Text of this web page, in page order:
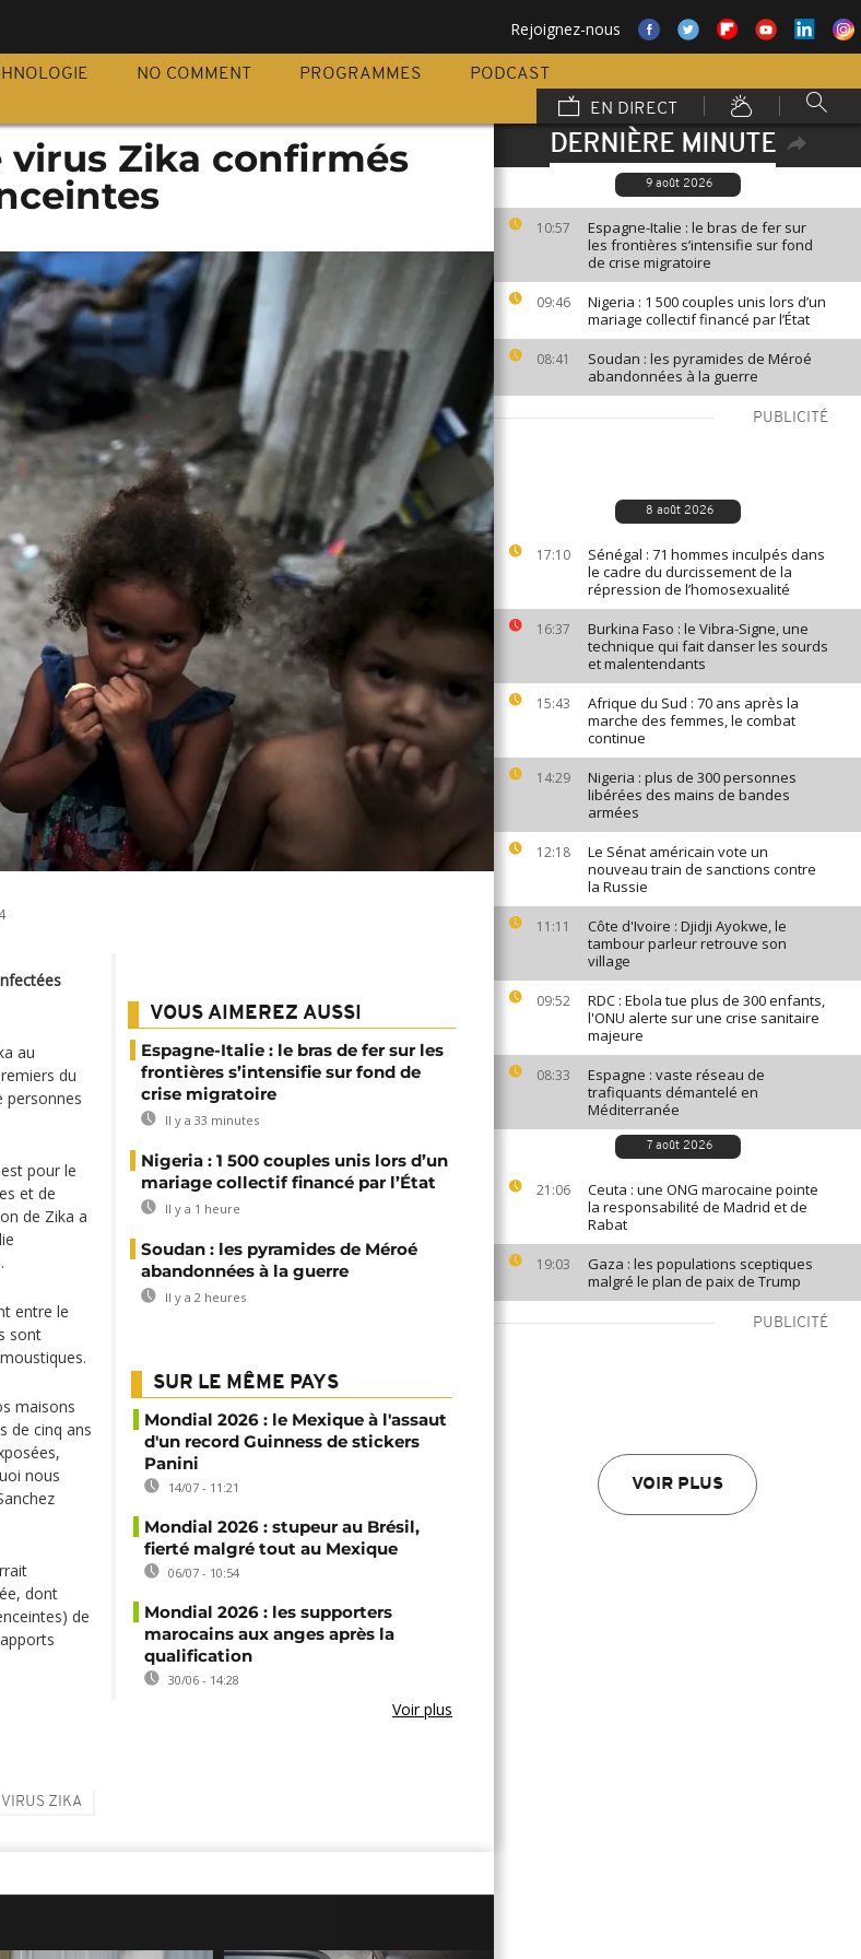
Rejoignez-nous
NO COMMENT PROGRAMMES
PODCAST
EN DIRECT
DERNIÈRE MINUTE
9 août 2026
10:57
Espagne-Italie : le bras de fer sur
les frontières s’intensifie sur fond
de crise migratoire
09:46
Nigeria : 1 500 couples unis lors d’un
mariage collectif financé par l’État
08:41
Soudan : les pyramides de Méroé
abandonnées à la guerre
PUBLICITÉ
8 août 2026
17:10
Sénégal : 71 hommes inculpés dans
le cadre du durcissement de la
répression de l’homosexualité
16:37
Burkina Faso : le Vibra-Signe, une
technique qui fait danser les sourds
et malentendants
15:43
Afrique du Sud : 70 ans après la
marche des femmes, le combat
continue
14:29
Nigeria : plus de 300 personnes
libérées des mains de bandes
armées
12:18
Le Sénat américain vote un
nouveau train de sanctions contre
la Russie
11:11
Côte d'Ivoire : Djidji Ayokwe, le
tambour parleur retrouve son
village
09:52
RDC : Ebola tue plus de 300 enfants,
l'ONU alerte sur une crise sanitaire
majeure
08:33
Espagne : vaste réseau de
trafiquants démantelé en
Méditerranée
7 août 2026
21:06
Ceuta : une ONG marocaine pointe
la responsabilité de Madrid et de
Rabat
19:03
Gaza : les populations sceptiques
malgré le plan de paix de Trump
PUBLICITÉ
VOIR PLUS
virus Zika confirmés
au
du
personnes
pour le
et de
de Zika a
entre le
sont
maisons
de cinq ans
nous
dont
de
VOUS AIMEREZ AUSSI
Espagne-Italie : le bras de fer sur les
frontières s’intensifie sur fond de
crise migratoire
Il y a 33 minutes
Nigeria : 1 500 couples unis lors d’un
mariage collectif financé par l’État
Il y a 1 heure
Soudan : les pyramides de Méroé
abandonnées à la guerre
Il y a 2 heures
SUR LE MÊME PAYS
Mondial 2026 : le Mexique à l'assaut
d'un record Guinness de stickers
Panini
14/07 - 11:21
Mondial 2026 : stupeur au Brésil,
fierté malgré tout au Mexique
06/07 - 10:54
Mondial 2026 : les supporters
marocains aux anges après la
qualification
30/06 - 14:28
Voir plus
VIRUS ZIKA